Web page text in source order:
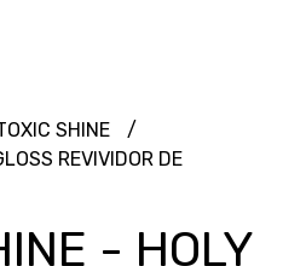
SHINE
REVIVIDOR DE
- HOLY